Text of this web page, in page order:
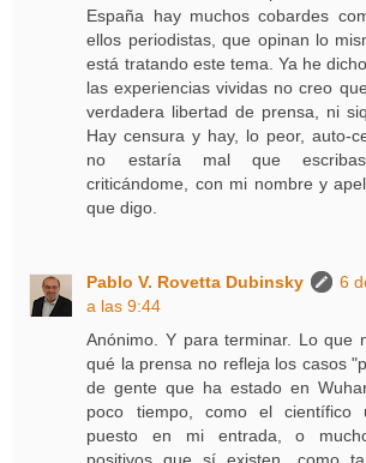
España hay muchos cobardes
ellos periodistas, que opinan lo
está tratando este tema. Ya he
las experiencias vividas no creo
verdadera libertad de prensa, ni
Hay censura y hay, lo peor, auto-
no estaría mal que
criticándome, con mi nombre y
que digo.
Pablo V. Rovetta Dubinsky
6
a las 9:44
Anónimo. Y para terminar. Lo que
qué la prensa no refleja los casos
de gente que ha estado en
poco tiempo, como el científico
puesto en mi entrada, o
positivos que sí existen, como